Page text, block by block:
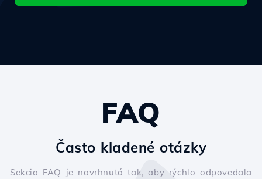
FAQ
Často kladené otázky
Sekcia FAQ je navrhnutá tak, aby rýchlo odpovedala